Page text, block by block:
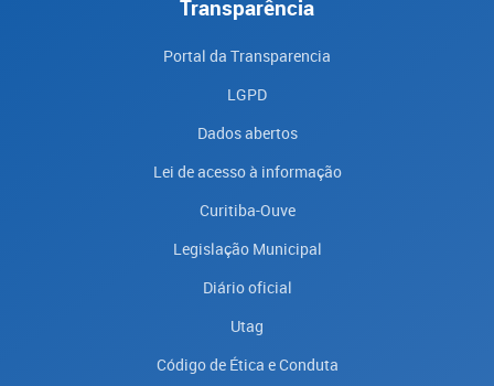
Transparência
Portal da Transparencia
LGPD
Dados abertos
Lei de acesso à informação
Curitiba-Ouve
Legislação Municipal
Diário oficial
Utag
Código de Ética e Conduta